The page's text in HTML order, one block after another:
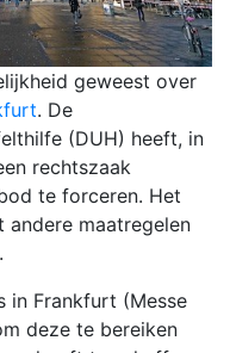
geweest over
. De
(DUH) heeft, in
rechtszaak
te forceren. Het
maatregelen
in Frankfurt (Messe
deze te bereiken